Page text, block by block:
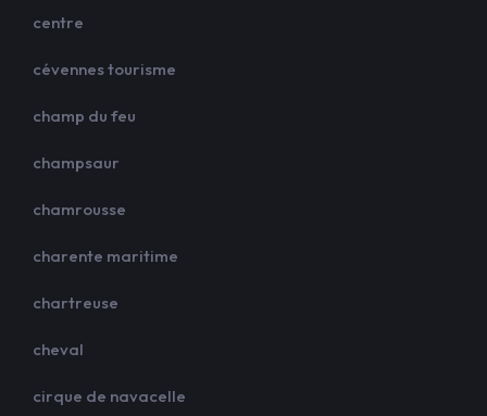
centre
cévennes tourisme
champ du feu
champsaur
chamrousse
charente maritime
chartreuse
cheval
cirque de navacelle